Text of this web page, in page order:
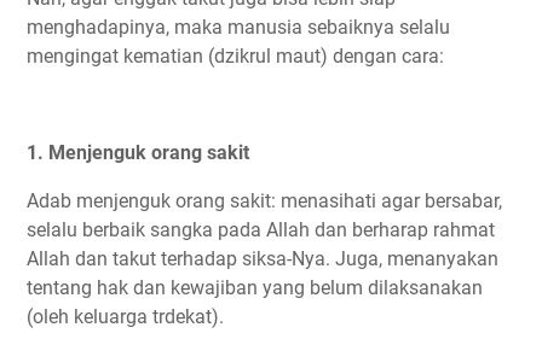
menghadapinya, maka manusia sebaiknya selalu
mengingat kematian (dzikrul maut) dengan cara:
1. Menjenguk orang sakit
Adab menjenguk orang sakit: menasihati agar bersabar,
selalu berbaik sangka pada Allah dan berharap rahmat
Allah dan takut terhadap siksa-Nya. Juga, menanyakan
tentang hak dan kewajiban yang belum dilaksanakan
(oleh keluarga trdekat).